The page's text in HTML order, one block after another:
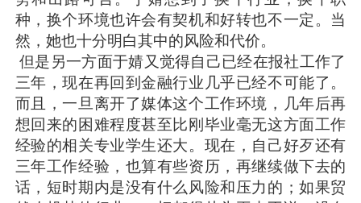
种，换个环境也许会有契机和好转也不一定。当
然，她也十分明白其中的风险和代价。
但是另一方面于婧又觉得自己已经在报社工作了
三年，现在再回到金融行业几乎已经不可能了。
而且，一旦离开了媒体这个工作环境，几年后再
想回来的困难程度甚至比刚毕业毫无这方面工作
经验的相关专业学生还大。现在，自己好歹还有
三年工作经验，也算有些资历，再继续做下去的
话，短时期内是没有什么风险和压力的；如果贸